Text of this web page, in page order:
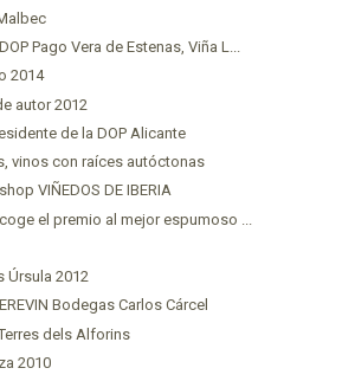
Pago Vera de Estenas, Viña L...
2014
autor 2012
de la DOP Alicante
vinos con raíces autóctonas
VIÑEDOS DE IBERIA
el premio al mejor espumoso ...
Úrsula 2012
Bodegas Carlos Cárcel
dels Alforins
2010